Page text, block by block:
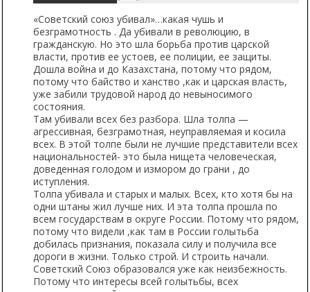
«Советский союз убивал»…какая чушь и
безграмотность . Да убивали в революцию, в
гражданскую. Но это шла борьба против царской
власти, против ее устоев, ее полиции, ее защиты.
Дошла война и до Казахстана, потому что рядом,
потому что байство и ханство ,как и царская власть,
уже забили трудовой народ до невыносимого
состояния.
Там убивали всех без разбора. Шла толпа —
агрессивная, безграмотная, неуправляемая и косила
всех. В этой толпе были не лучшие представители всех
национальностей- это была нищета человеческая,
доведенная голодом и измором до грани , до
иступления.
Толпа убивала и старых и малых. Всех, кто хотя бы на
одни штаны жил лучше них. И эта толпа прошла по
всем государствам в округе России. Потому что рядом,
потому что видели ,как там в России голытьба
добилась признания, показала силу и получила все
дороги в жизни. Только строй. И строить начали.
Советский Союз образовался уже как неизбежность.
Потому что интересы всей голытьбы, всех